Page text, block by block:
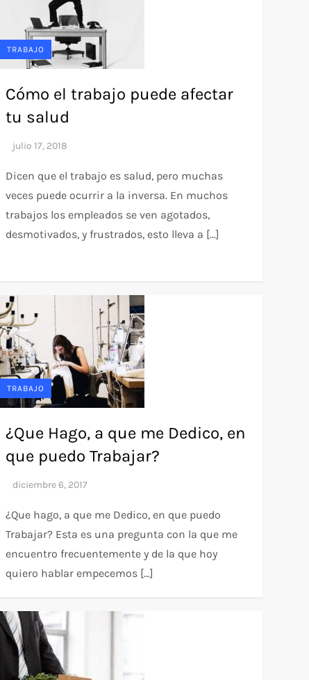
TRABAJO
Cómo el trabajo puede afectar
tu salud
Dicen que el trabajo es salud, pero muchas
veces puede ocurrir a la inversa. En muchos
trabajos los empleados se ven agotados,
desmotivados, y frustrados, esto lleva a […]
TRABAJO
¿Que Hago, a que me Dedico, en
que puedo Trabajar?
¿Que hago, a que me Dedico, en que puedo
Trabajar? Esta es una pregunta con la que me
encuentro frecuentemente y de la que hoy
quiero hablar empecemos […]